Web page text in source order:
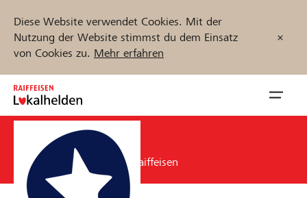
Diese Website verwendet Cookies. Mit der
Nutzung der Website stimmst du dem Einsatz
von Cookies zu. Mehr erfahren
Zum
Inhalt
springen
öffnen
Jetzt starten
CHF 300
Unterstützung durch Raiffeisen